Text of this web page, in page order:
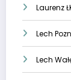
Laurenz
Lech
Lech